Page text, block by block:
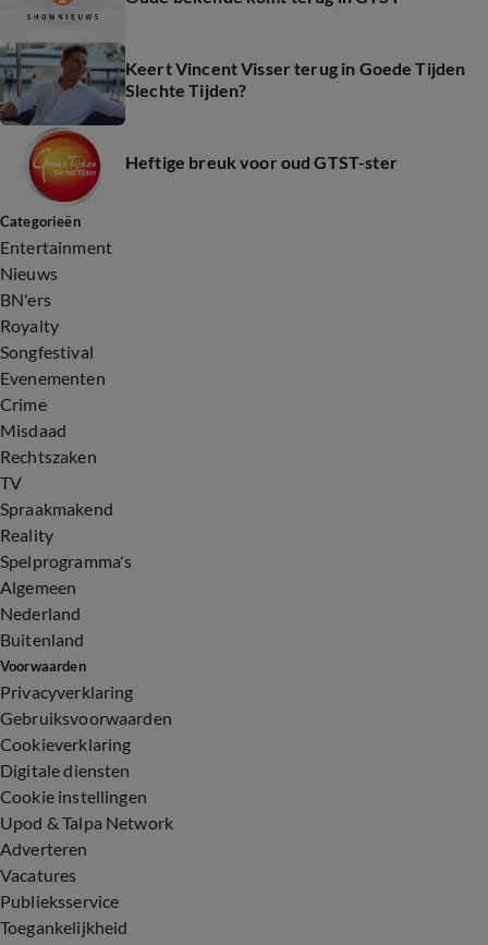
Keert Vincent Visser terug in Goede Tijden
Slechte Tijden?
Heftige breuk voor oud GTST-ster
Categorieën
Entertainment
Nieuws
BN'ers
Royalty
Songfestival
Evenementen
Crime
Misdaad
Rechtszaken
TV
Spraakmakend
Reality
Spelprogramma's
Algemeen
Nederland
Buitenland
Voorwaarden
Privacyverklaring
Gebruiksvoorwaarden
Cookieverklaring
Digitale diensten
Cookie instellingen
Upod & Talpa Network
Adverteren
Vacatures
Publieksservice
Toegankelijkheid